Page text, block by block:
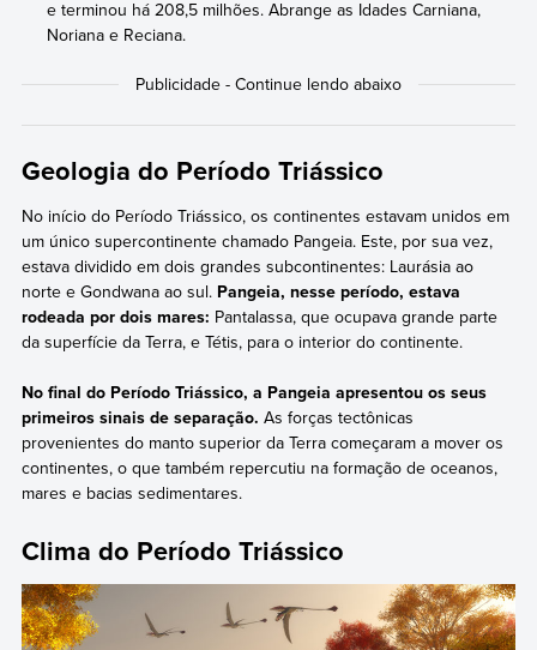
e terminou há 208,5 milhões. Abrange as Idades Carniana,
Noriana e Reciana.
Geologia do Período Triássico
No início do Período Triássico, os continentes estavam unidos em
um único supercontinente chamado Pangeia. Este, por sua vez,
estava dividido em dois grandes subcontinentes: Laurásia ao
norte e Gondwana ao sul. Pangeia, nesse período, estava
rodeada por dois mares: Pantalassa, que ocupava grande parte
da superfície da Terra, e Tétis, para o interior do continente.
No final do Período Triássico, a Pangeia apresentou os seus
primeiros sinais de separação. As forças tectônicas
provenientes do manto superior da Terra começaram a mover os
continentes, o que também repercutiu na formação de oceanos,
mares e bacias sedimentares.
Clima do Período Triássico